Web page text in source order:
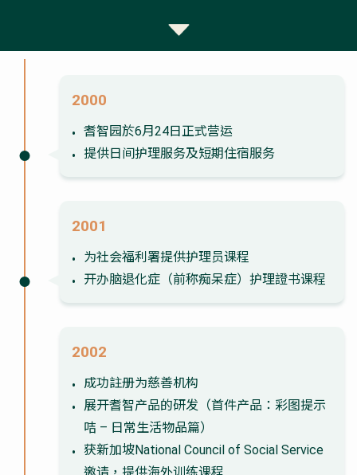
2000
耆智园於6月24日正式营运
提供日间护理服务及短期住宿服务
2001
为社会福利署提供护理员课程
开办脑退化症（前称痴呆症）护理證书课程
2002
成功註册为慈善机构
展开耆智产品的研发（首件产品：彩图提示
咭 – 日常生活物品篇）
获新加坡National Council of Social Service